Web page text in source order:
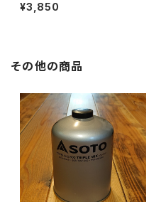
¥3,850
その他の商品